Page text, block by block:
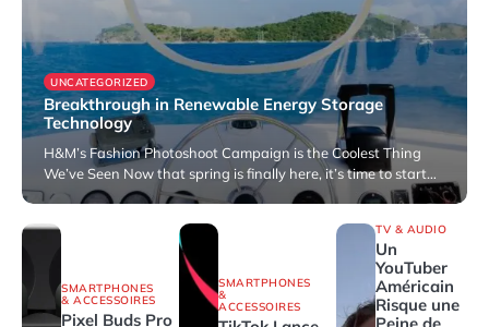
UNCATEGORIZED
Breakthrough in Renewable Energy Storage
Technology
H&M’s Fashion Photoshoot Campaign is the Coolest Thing
We’ve Seen Now that spring is finally here, it’s time to start…
22 avril 2022
SMARTPHONES
& ACCESSOIRES
Pixel Buds Pro
SMARTPHONES
&
ACCESSOIRES
TV & AUDIO
Un
YouTuber
Américain
Risque une